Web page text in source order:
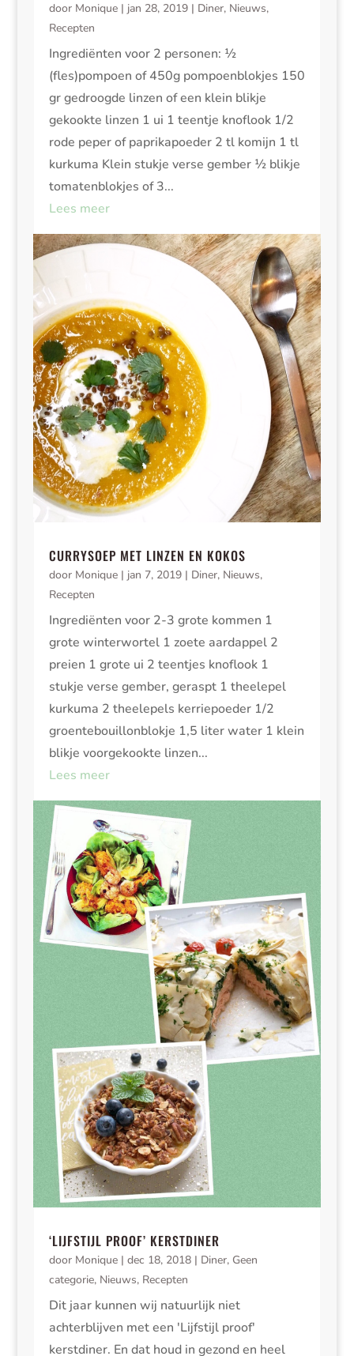
door Monique| jan 28, 2019| Diner, Nieuws,
Recepten
Ingrediënten voor 2 personen: ½
(fles)pompoen of 450g pompoenblokjes 150
gr gedroogde linzen of een klein blikje
gekookte linzen 1 ui 1 teentje knoflook 1/2
rode peper of paprikapoeder 2 tl komijn 1 tl
kurkuma Klein stukje verse gember ½ blikje
tomatenblokjes of 3...
Lees meer
CURRYSOEP MET LINZEN EN KOKOS
door Monique| jan 7, 2019| Diner, Nieuws,
Recepten
Ingrediënten voor 2-3 grote kommen 1
grote winterwortel 1 zoete aardappel 2
preien 1 grote ui 2 teentjes knoflook 1
stukje verse gember, geraspt 1 theelepel
kurkuma 2 theelepels kerriepoeder 1/2
groentebouillonblokje 1,5 liter water 1 klein
blikje voorgekookte linzen...
Lees meer
‘LIJFSTIJL PROOF’ KERSTDINER
door Monique| dec 18, 2018| Diner, Geen
categorie, Nieuws, Recepten
Dit jaar kunnen wij natuurlijk niet
achterblijven met een 'Lijfstijl proof'
kerstdiner. En dat houd in gezond en heel